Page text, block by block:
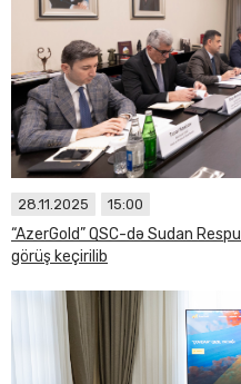
28.11.2025 15:00
“AzerGold” QSC-də Sudan
görüş keçirilib